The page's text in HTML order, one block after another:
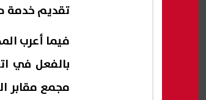
تقديم خدمة
فيما أعرب
بالفعل في